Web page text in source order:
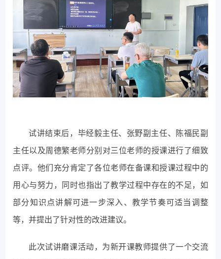
试讲结束后，毕经毅主任、张野副主任、陈福民副
主任以及周德繁老师分别对三位老师的授课进行了细致
点评。他们充分肯定了各位老师在备课和授课过程中的
用心与努力，同时也指出了教学过程中存在的不足，如
部分知识点讲解可进一步深入、教学节奏可适当调整
等，并提出了针对性的改进建议。
此次试讲磨课活动，为新开课教师提供了一个交流